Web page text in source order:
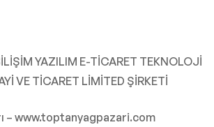
YAZILIM E-TİCARET TEKNOLOJİ
VE TİCARET LİMİTED ŞİRKETİ
– www.toptanyagpazari.com